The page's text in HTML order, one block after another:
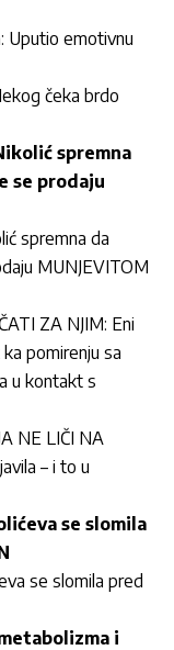
Uputio emotivnu
čeka brdo
spremna
se prodaju
spremna da
MUNJEVITOM
ZA NJIM: Eni
pomirenju sa
u kontakt s
NE LIČI NA
– i to u
se slomila
se slomila pred
i